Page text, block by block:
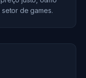
de games.